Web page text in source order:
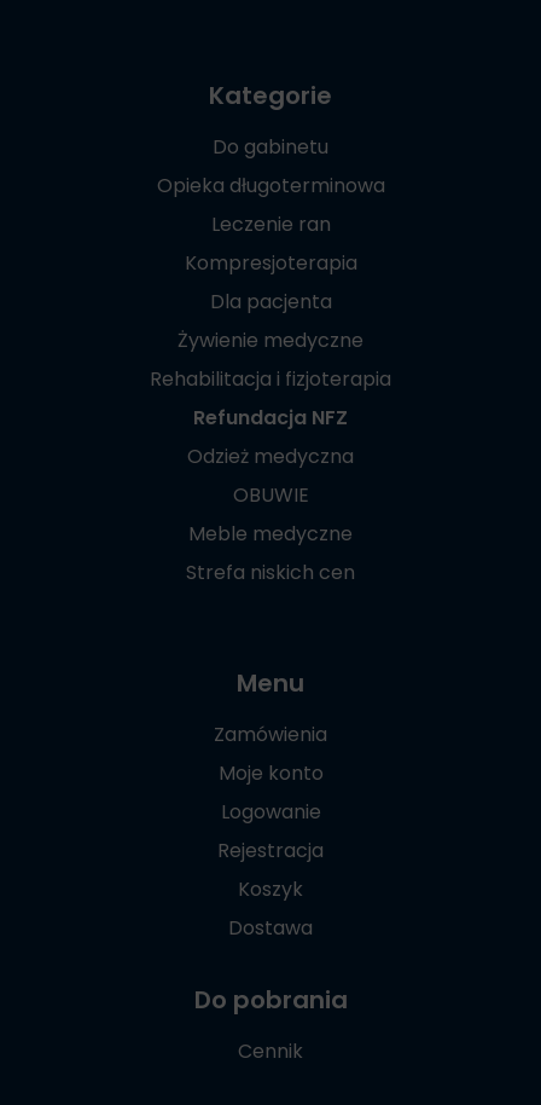
Kategorie
Do gabinetu
Opieka długoterminowa
Leczenie ran
Kompresjoterapia
Dla pacjenta
Żywienie medyczne
Rehabilitacja i fizjoterapia
Refundacja NFZ
Odzież medyczna
OBUWIE
Meble medyczne
Strefa niskich cen
Menu
Zamówienia
Moje konto
Logowanie
Rejestracja
Koszyk
Dostawa
Do pobrania
Cennik